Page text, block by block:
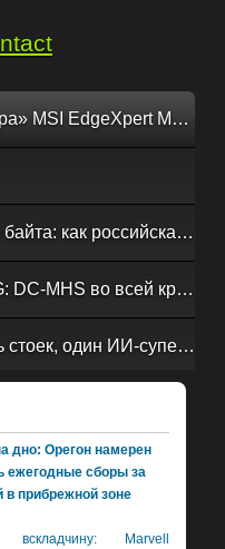
Обзор «малолитражного суперкомпьютера» MSI EdgeXpert MS-C931
Своевременная доставка до последнего байта: как российская сеть Curator CDN совмещает скорость, безопасность и гибкость управления
Обзор сервера ASUS RS720A-E13-RS8G: DC-MHS во всей красе
NVIDIA Vera Rubin POD: семь чипов, пять стоек, один ИИ-суперкомпьютер
дно: Орегон намерен
ежегодные сборы за
в прибрежной зоне
вскладчину: Marvell